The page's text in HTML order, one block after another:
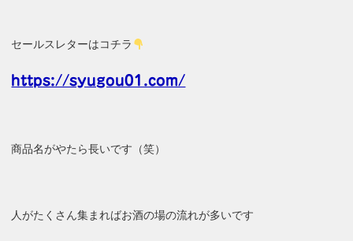
セールスレターはコチラ
https://syugou01.com/
商品名がやたら長いです（笑）
人がたくさん集まればお酒の場の流れが多いです